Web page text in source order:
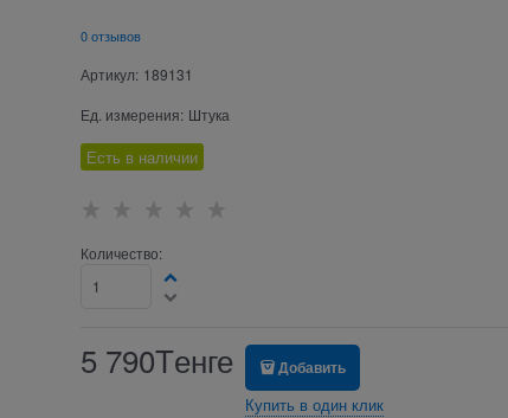
0 отзывов
Артикул: 189131
Ед. измерения: Штука
Есть в наличии
Количество:
5 790Tенге Добавить
Купить в один клик